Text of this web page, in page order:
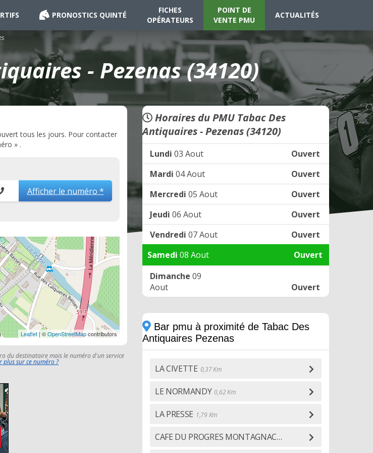
PRONOSTICS QUINTÉ
FICHES
OPÉRATEURS
POINT DE
VENTE PMU
ACTUALITÉS
- Pezenas (34120)
tous les jours. Pour contacter
» .
Afficher le numéro *
Leaflet | ©OpenStreetMapcontributors
du destinataire mais le numéro d'un service
plus sur ce numéro ?
Horaires du PMU Tabac Des
Antiquaires - Pezenas (34120)
Lundi 03 Aout
Ouvert
Mardi 04 Aout
Ouvert
Mercredi 05 Aout
Ouvert
Jeudi 06 Aout
Ouvert
Vendredi 07 Aout
Ouvert
Samedi 08 Aout
Ouvert
Dimanche 09
Aout
Ouvert
Bar pmu à proximité de Tabac Des
Antiquaires Pezenas
LA CIVETTE 0,37 Km
LE NORMANDY 0,62 Km
LA PRESSE 1,79 Km
CAFE DU PROGRES MONTAGNAC5,24 Km